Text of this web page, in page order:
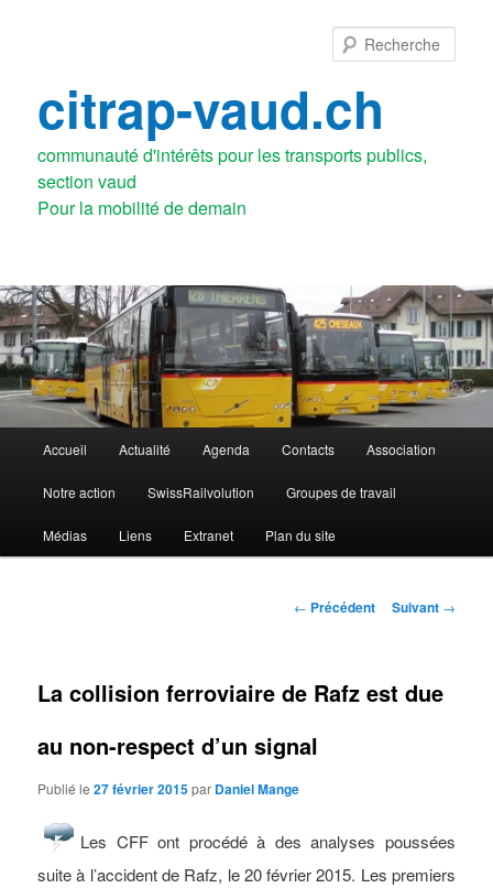
citrap-vaud.ch
communauté d'intérêts pour les transports publics,
section vaud
principal
Accueil Actualité Agenda Contacts Association
Notre action SwissRailvolution Groupes de travail
Médias Liens Extranet Plan du site
Navigation
← Précédent Suivant →
La collision ferroviaire de Rafz est due
au non-respect d’un signal
Publié le27 février 2015par Daniel Mange
Les CFF ont procédé à des analyses poussées
suite à l’accident de Rafz, le 20 février 2015. Les premiers